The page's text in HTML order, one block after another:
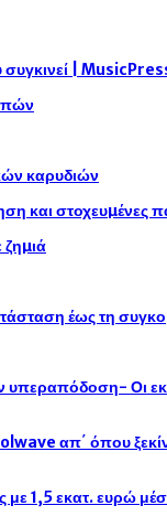
|
καρυδιών
και στοχευµένες
έως τη
υπεραπόδοση- Οι
απ΄ όπου
1,5 εκατ. ευρώ